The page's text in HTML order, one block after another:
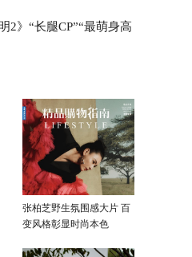
2》“长腿CP”“最萌身高
张柏芝野生氛围感大片 百
变风格彰显时尚本色